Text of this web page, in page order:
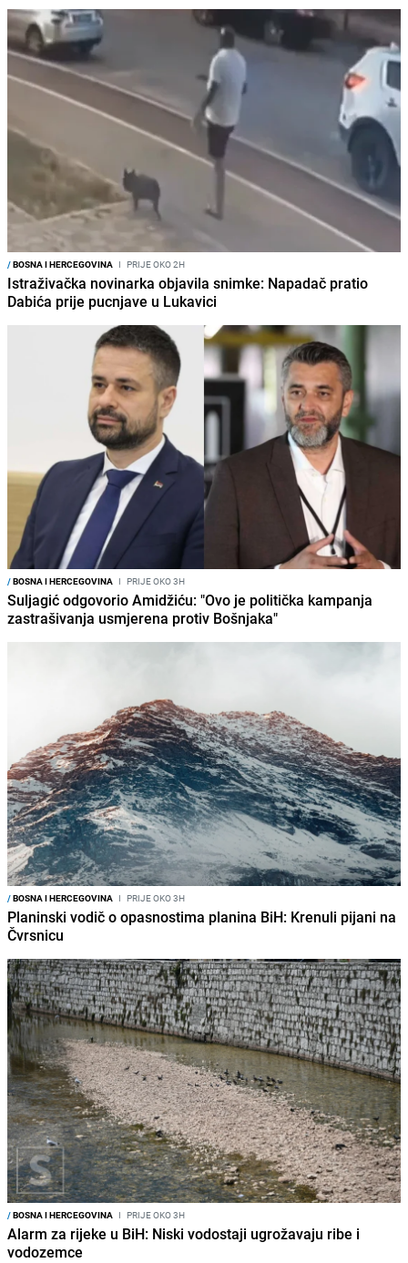
/BOSNA I HERCEGOVINA I PRIJE OKO 2H
Istraživačka novinarka objavila snimke: Napadač pratio
Dabića prije pucnjave u Lukavici
/BOSNA I HERCEGOVINA I PRIJE OKO 3H
Suljagić odgovorio Amidžiću: "Ovo je politička kampanja
zastrašivanja usmjerena protiv Bošnjaka"
/BOSNA I HERCEGOVINA I PRIJE OKO 3H
Planinski vodič o opasnostima planina BiH: Krenuli pijani na
Čvrsnicu
/BOSNA I HERCEGOVINA I PRIJE OKO 3H
Alarm za rijeke u BiH: Niski vodostaji ugrožavaju ribe i
vodozemce